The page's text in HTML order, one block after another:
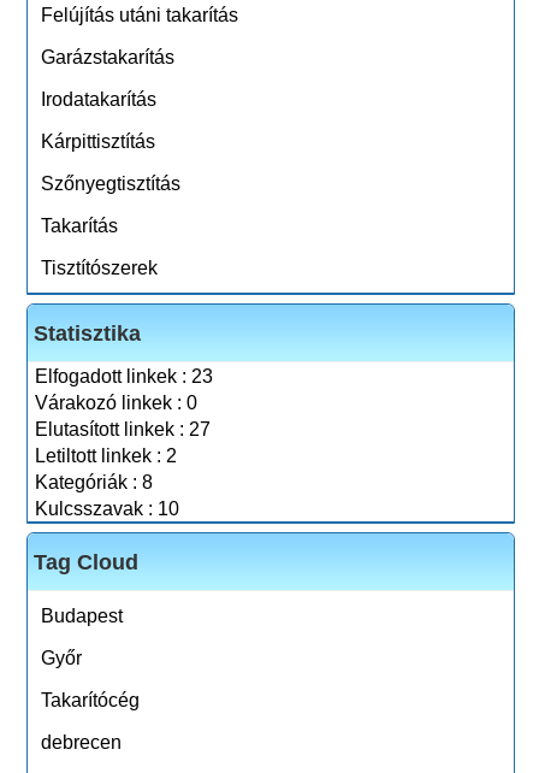
Felújítás utáni takarítás
Garázstakarítás
Irodatakarítás
Kárpittisztítás
Szőnyegtisztítás
Takarítás
Tisztítószerek
Statisztika
Elfogadott linkek : 23
Várakozó linkek : 0
Elutasított linkek : 27
Letiltott linkek : 2
Kategóriák : 8
Kulcsszavak : 10
Tag Cloud
Budapest
Győr
Takarítócég
debrecen